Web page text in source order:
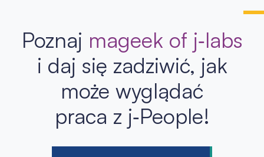
Poznaj mageek of j‑labs
i daj się zadziwić, jak
może wyglądać
praca z j‑People!